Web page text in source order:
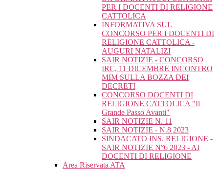
PER I DOCENTI DI RELIGIONE
CATTOLICA
INFORMATIVA SUL
CONCORSO PER I DOCENTI DI
RELIGIONE CATTOLICA -
AUGURI NATALIZI
SAIR NOTIZIE - CONCORSO
IRC, 11 DICEMBRE INCONTRO
MIM SULLA BOZZA DEI
DECRETI
CONCORSO DOCENTI DI
RELIGIONE CATTOLICA "Il
Grande Passo Avanti"
SAIR NOTIZIE N. 11
SAIR NOTIZIE - N.8 2023
SINDACATO INS. RELIGIONE -
SAIR NOTIZIE N°6 2023 - AI
DOCENTI DI RELIGIONE
Area Riservata ATA